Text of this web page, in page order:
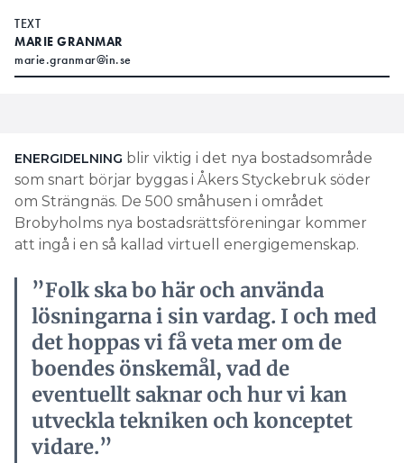
TEXT
MARIE GRANMAR
marie.granmar@in.se
ENERGIDELNING blir viktig i det nya bostadsområde
som snart börjar byggas i Åkers Styckebruk söder
om Strängnäs. De 500 småhusen i området
Brobyholms nya bostadsrättsföreningar kommer
att ingå i en så kallad virtuell energigemenskap.
”Folk ska bo här och använda
lösningarna i sin vardag. I och med
det hoppas vi få veta mer om de
boendes önskemål, vad de
eventuellt saknar och hur vi kan
utveckla tekniken och konceptet
vidare.”